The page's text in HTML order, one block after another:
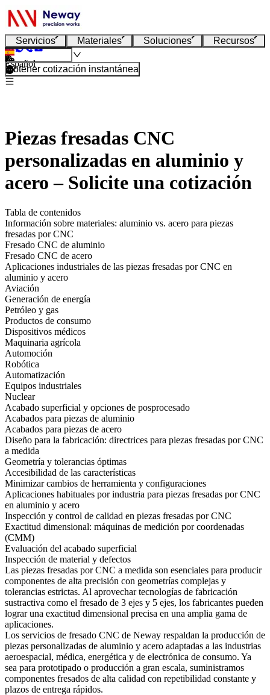
Servicios Materiales Soluciones Recursos
Español
Obtener cotización instantánea
Piezas fresadas CNC
personalizadas en aluminio y
acero – Solicite una cotización
Tabla de contenidos
Información sobre materiales: aluminio vs. acero para piezas
fresadas por CNC
Fresado CNC de aluminio
Fresado CNC de acero
Aplicaciones industriales de las piezas fresadas por CNC en
aluminio y acero
Aviación
Generación de energía
Petróleo y gas
Productos de consumo
Dispositivos médicos
Maquinaria agrícola
Automoción
Robótica
Automatización
Equipos industriales
Nuclear
Acabado superficial y opciones de posprocesado
Acabados para piezas de aluminio
Acabados para piezas de acero
Diseño para la fabricación: directrices para piezas fresadas por CNC
a medida
Geometría y tolerancias óptimas
Accesibilidad de las características
Minimizar cambios de herramienta y configuraciones
Aplicaciones habituales por industria para piezas fresadas por CNC
en aluminio y acero
Inspección y control de calidad en piezas fresadas por CNC
Exactitud dimensional: máquinas de medición por coordenadas
(CMM)
Evaluación del acabado superficial
Inspección de material y defectos
Las piezas fresadas por CNC a medida son esenciales para producir
componentes de alta precisión con geometrías complejas y
tolerancias estrictas. Al aprovechar tecnologías de fabricación
sustractiva como el fresado de 3 ejes y 5 ejes, los fabricantes pueden
lograr una exactitud dimensional precisa en una amplia gama de
aplicaciones.
Los servicios de fresado CNC de Neway respaldan la producción de
piezas personalizadas de aluminio y acero adaptadas a las industrias
aeroespacial, médica, energética y de electrónica de consumo. Ya
sea para prototipado o producción a gran escala, suministramos
componentes fresados de alta calidad con repetibilidad constante y
plazos de entrega rápidos.